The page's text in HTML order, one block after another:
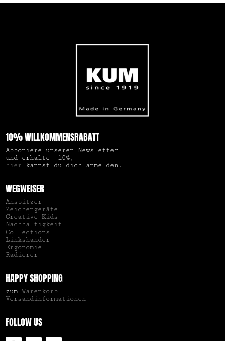
10% WILLKOMMENSRABATT
Abboniere unseren Newsletter
und erhalte -10%,
hier kannst du dich anmelden.
WEGWEISER
Anspitzer
Zeichengeräte
Creative Kids
Nachhaltigkeit
Collections
Linkshänder
Ergonomie
Radierer
HAPPY SHOPPING
zumWarenkorb
Versandinformationen
FOLLOW US